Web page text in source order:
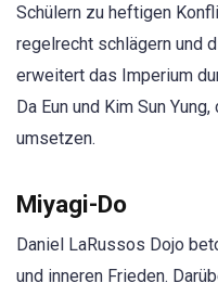
Schülern zu heftigen
regelrecht schlägern und
erweitert das Imperium
Da Eun und Kim Sun
umsetzen.
Miyagi-Do
Daniel LaRussos Dojo
und inneren Frieden.